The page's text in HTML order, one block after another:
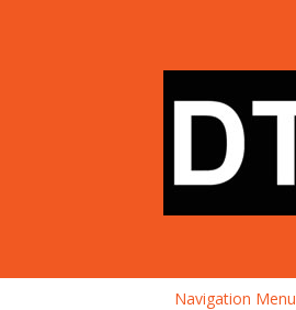
Navigation Menu